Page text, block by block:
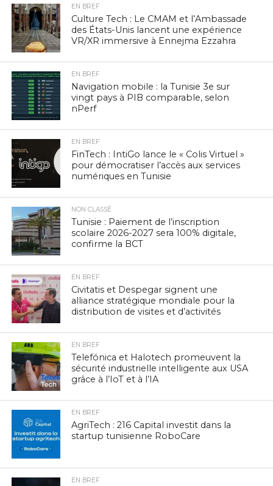
EN BREF
Culture Tech : Le CMAM et l’Ambassade
des États-Unis lancent une expérience
VR/XR immersive à Ennejma Ezzahra
EN BREF
Navigation mobile : la Tunisie 3e sur
vingt pays à PIB comparable, selon
nPerf
EN BREF
FinTech : IntiGo lance le « Colis Virtuel »
pour démocratiser l’accès aux services
numériques en Tunisie
NON CLASSÉ
Tunisie : Paiement de l’inscription
scolaire 2026-2027 sera 100% digitale,
confirme la BCT
EN BREF
Civitatis et Despegar signent une
alliance stratégique mondiale pour la
distribution de visites et d’activités
EN BREF
Telefónica et Halotech promeuvent la
sécurité industrielle intelligente aux USA
grâce à l’IoT et à l’IA
EN BREF
AgriTech : 216 Capital investit dans la
startup tunisienne RoboCare
EN BREF